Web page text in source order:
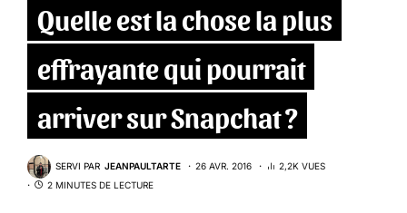
Quelle est la chose la plus
effrayante qui pourrait
arriver sur Snapchat ?
SERVI PAR JEANPAULTARTE 26 AVR. 2016
2,2K VUES
2 MINUTES DE LECTURE